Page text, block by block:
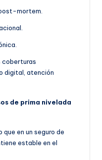
mortem.
coberturas
digital, atención
de prima nivelada
que en un seguro de
estable en el